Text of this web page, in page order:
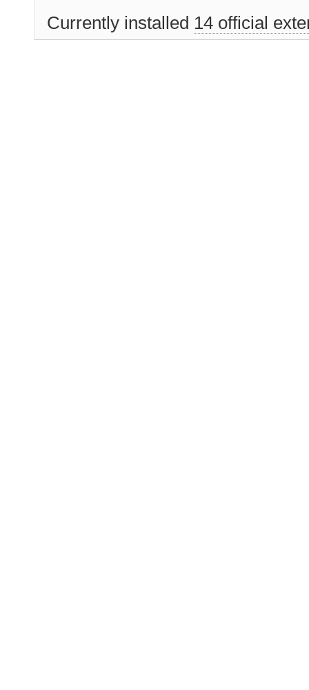
Currently installed 14 official